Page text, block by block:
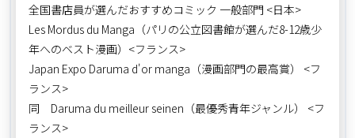
全国書店員が選んだおすすめコミック 一般部門 <日本>
Les Mordus du Manga（パリの公立図書館が選んだ8-12歳少
年へのベスト漫画）<フランス>
Japan Expo Daruma d'or manga（漫画部門の最高賞） <フ
ランス>
同 Daruma du meilleur seinen（最優秀青年ジャンル） <フ
ランス>